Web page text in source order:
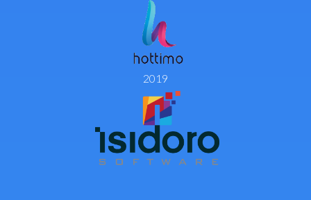
2019